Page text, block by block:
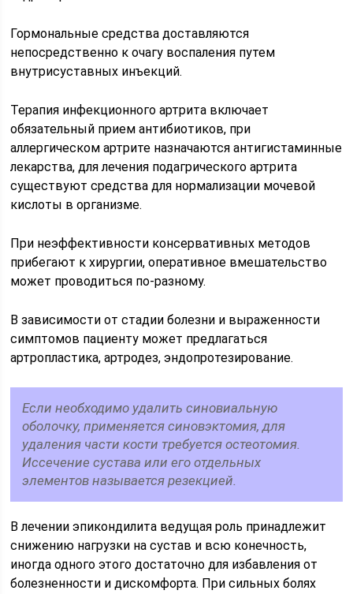
Гормональные средства доставляются
непосредственно к очагу воспаления путем
внутрисуставных инъекций.
Терапия инфекционного артрита включает
обязательный прием антибиотиков, при
аллергическом артрите назначаются антигистаминные
лекарства, для лечения подагрического артрита
существуют средства для нормализации мочевой
кислоты в организме.
При неэффективности консервативных методов
прибегают к хирургии, оперативное вмешательство
может проводиться по-разному.
В зависимости от стадии болезни и выраженности
симптомов пациенту может предлагаться
артропластика, артродез, эндопротезирование.
Если необходимо удалить синовиальную
оболочку, применяется синовэктомия, для
удаления части кости требуется остеотомия.
Иссечение сустава или его отдельных
элементов называется резекцией.
В лечении эпикондилита ведущая роль принадлежит
снижению нагрузки на сустав и всю конечность,
иногда одного этого достаточно для избавления от
болезненности и дискомфорта. При сильных болях